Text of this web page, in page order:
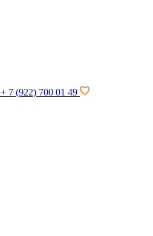
+ 7 (922) 700 01 49